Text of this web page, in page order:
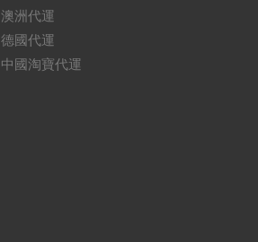
澳洲代運
德國代運
中國淘寶代運